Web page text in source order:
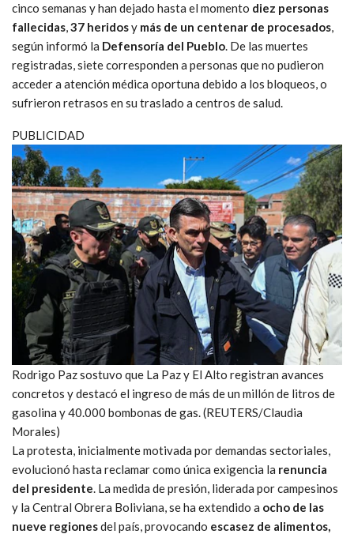
cinco semanas y han dejado hasta el momento diez personas
fallecidas,37 heridosy más de un centenar de procesados,
según informó la Defensoría del Pueblo. De las muertes
registradas, siete corresponden a personas que no pudieron
acceder a atención médica oportuna debido a los bloqueos, o
sufrieron retrasos en su traslado a centros de salud.
PUBLICIDAD
Rodrigo Paz sostuvo que La Paz y El Alto registran avances
concretos y destacó el ingreso de más de un millón de litros de
gasolina y 40.000 bombonas de gas. (REUTERS/Claudia
Morales)
La protesta, inicialmente motivada por demandas sectoriales,
evolucionó hasta reclamar como única exigencia la renuncia
del presidente. La medida de presión, liderada por campesinos
y la Central Obrera Boliviana, se ha extendido a ocho de las
nueve regionesdel país, provocando escasez de alimentos,